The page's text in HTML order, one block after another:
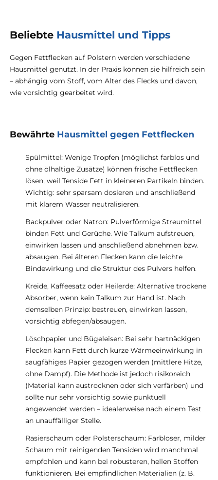
Beliebte Hausmittel und Tipps
Gegen Fettflecken auf Polstern werden verschiedene
Hausmittel genutzt. In der Praxis können sie hilfreich sein
– abhängig vom Stoff, vom Alter des Flecks und davon,
wie vorsichtig gearbeitet wird.
Bewährte Hausmittel gegen Fettflecken
Spülmittel: Wenige Tropfen (möglichst farblos und
ohne ölhaltige Zusätze) können frische Fettflecken
lösen, weil Tenside Fett in kleineren Partikeln binden.
Wichtig: sehr sparsam dosieren und anschließend
mit klarem Wasser neutralisieren.
Backpulver oder Natron: Pulverförmige Streumittel
binden Fett und Gerüche. Wie Talkum aufstreuen,
einwirken lassen und anschließend abnehmen bzw.
absaugen. Bei älteren Flecken kann die leichte
Bindewirkung und die Struktur des Pulvers helfen.
Kreide, Kaffeesatz oder Heilerde: Alternative trockene
Absorber, wenn kein Talkum zur Hand ist. Nach
demselben Prinzip: bestreuen, einwirken lassen,
vorsichtig abfegen/absaugen.
Löschpapier und Bügeleisen: Bei sehr hartnäckigen
Flecken kann Fett durch kurze Wärmeeinwirkung in
saugfähiges Papier gezogen werden (mittlere Hitze,
ohne Dampf). Die Methode ist jedoch risikoreich
(Material kann austrocknen oder sich verfärben) und
sollte nur sehr vorsichtig sowie punktuell
angewendet werden – idealerweise nach einem Test
an unauffälliger Stelle.
Rasierschaum oder Polsterschaum: Farbloser, milder
Schaum mit reinigenden Tensiden wird manchmal
empfohlen und kann bei robusteren, hellen Stoffen
funktionieren. Bei empfindlichen Materialien (z. B.